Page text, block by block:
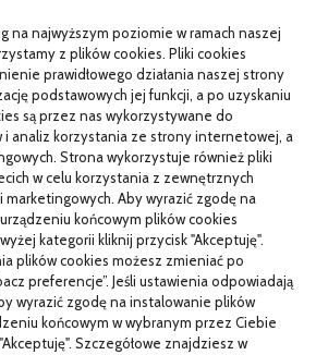
na najwyższym poziomie w ramach naszej
z plików cookies. Pliki cookies
prawidłowego działania naszej strony
podstawowych jej funkcji, a po uzyskaniu
są przez nas wykorzystywane do
analiz korzystania ze strony internetowej, a
Strona wykorzystuje również pliki
w celu korzystania z zewnętrznych
Aby wyrazić zgodę na
końcowym plików cookies
kategorii kliknij przycisk "Akceptuję".
plików cookies możesz zmieniać po
preferencje”. Jeśli ustawienia odpowiadają
wyrazić zgodę na instalowanie plików
końcowym w wybranym przez Ciebie
Szczegółowe znajdziesz w
firmie: nauka i wdrożenie
kilka miesięcy: co robić
kosztowych przed wdrożeniem KSeF
Hiszpania z kamperem – gdzie
bliskimi?
śruby z ocynkiem
jak budować w solidny sposób